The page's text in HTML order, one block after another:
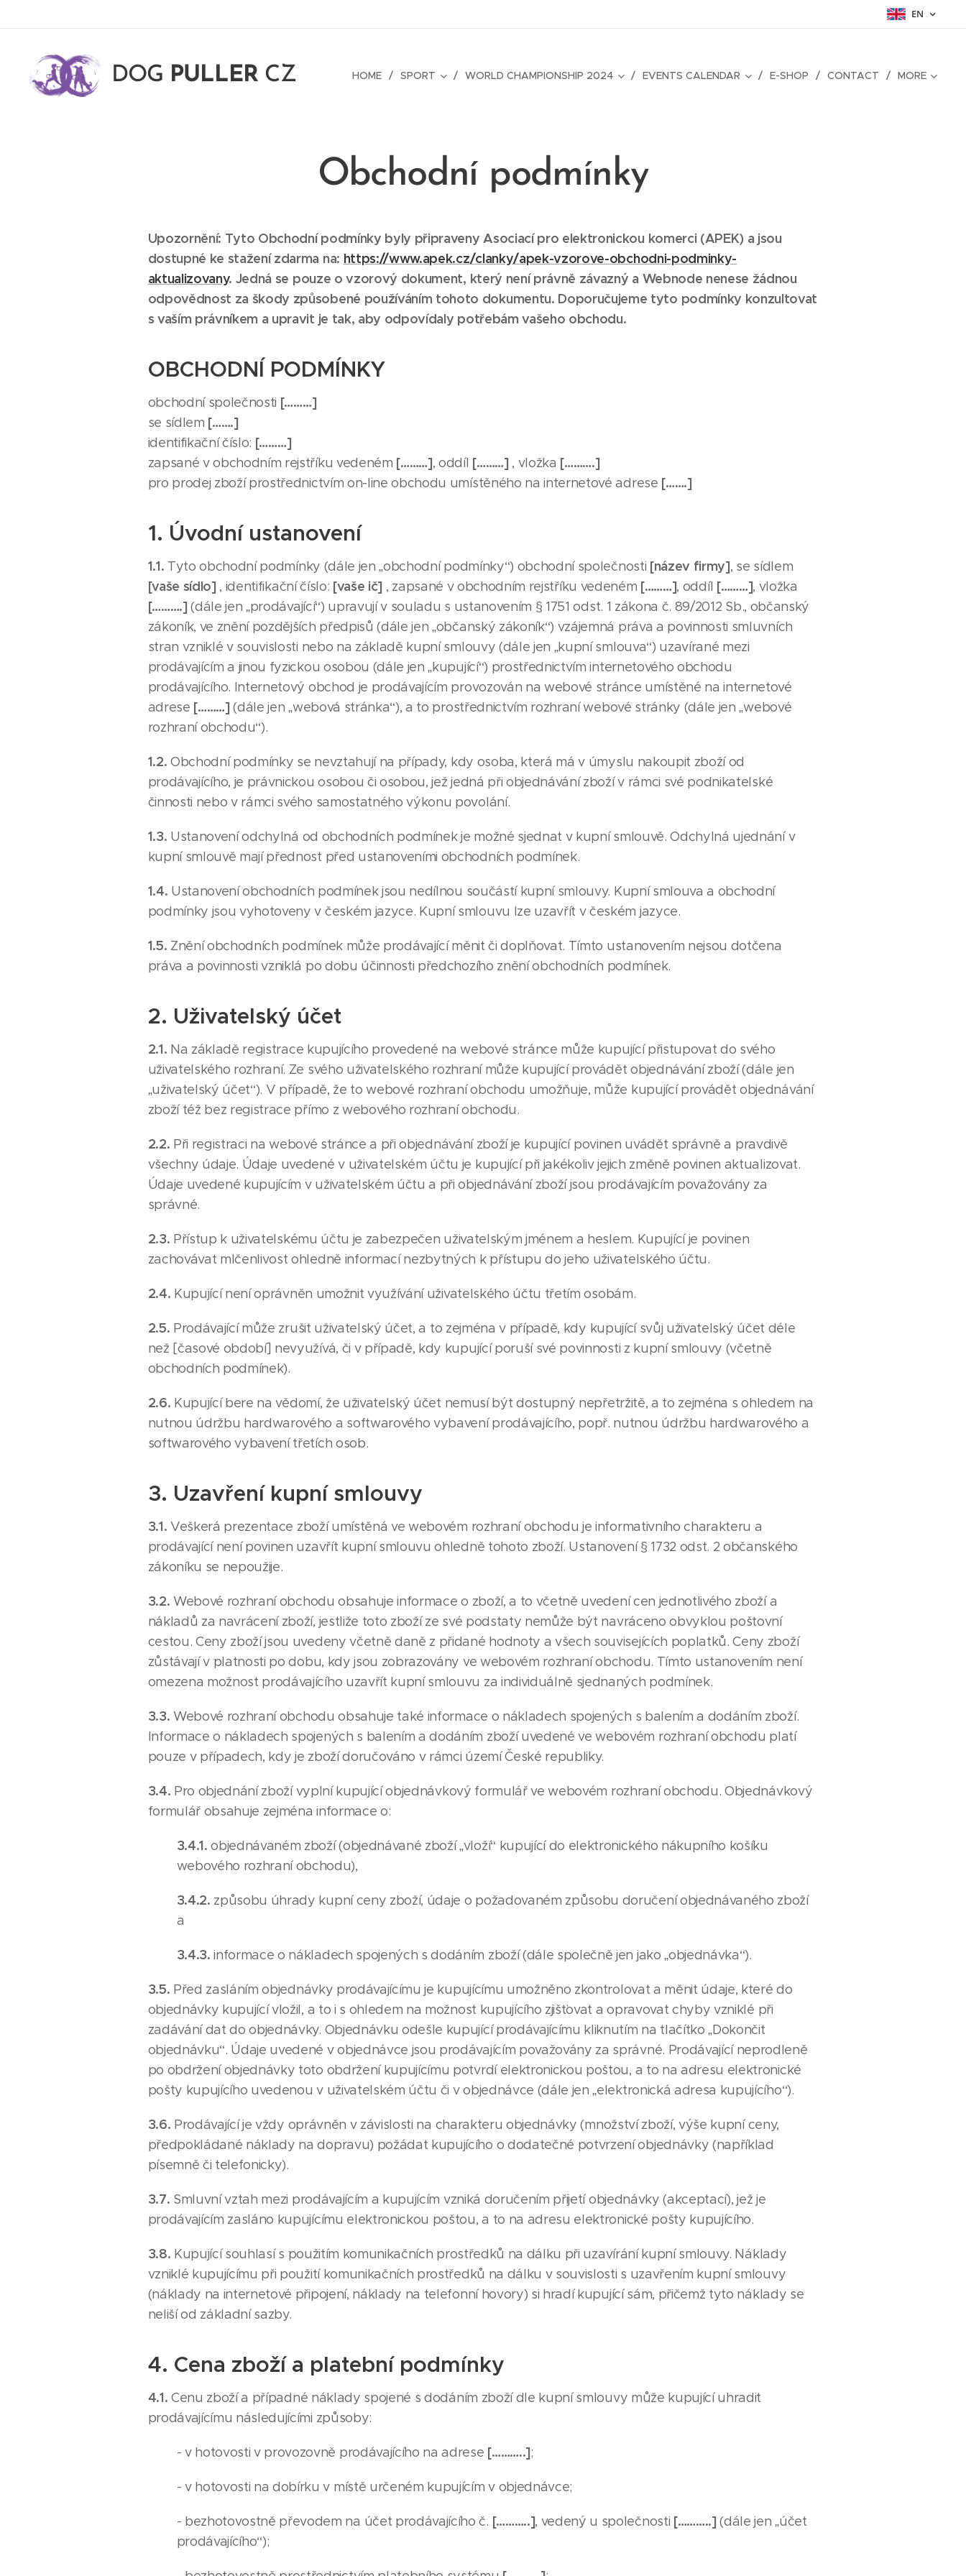
EN
DOG PULLER CZ HOME SPORT WORLD CHAMPIONSHIP 2024 EVENTS CALENDAR E-SHOP CONTACT MORE
Obchodní podmínky
Upozornění: Tyto Obchodní podmínky byly připraveny Asociací pro elektronickou komerci (APEK) a jsou
dostupné ke stažení zdarma na: https://www.apek.cz/clanky/apek-vzorove-obchodni-podminky-
aktualizovany. Jedná se pouze o vzorový dokument, který není právně závazný a Webnode nenese žádnou
odpovědnost za škody způsobené používáním tohoto dokumentu. Doporučujeme tyto podmínky konzultovat
s vaším právníkem a upravit je tak, aby odpovídaly potřebám vašeho obchodu.
OBCHODNÍ PODMÍNKY
obchodní společnosti [………]
se sídlem […….]
identifikační číslo: [………]
zapsané v obchodním rejstříku vedeném [………], oddíl [………], vložka [……….]
pro prodej zboží prostřednictvím on-line obchodu umístěného na internetové adrese […….]
1. Úvodní ustanovení
1.1. Tyto obchodní podmínky (dále jen „obchodní podmínky“) obchodní společnosti [název firmy], se sídlem
[vaše sídlo] , identifikační číslo: [vaše ič] , zapsané v obchodním rejstříku vedeném [………], oddíl [………], vložka
[……….](dále jen „prodávající“) upravují v souladu s ustanovením § 1751 odst. 1 zákona č. 89/2012 Sb., občanský
zákoník, ve znění pozdějších předpisů (dále jen „občanský zákoník“) vzájemná práva a povinnosti smluvních
stran vzniklé v souvislosti nebo na základě kupní smlouvy (dále jen „kupní smlouva“) uzavírané mezi
prodávajícím a jinou fyzickou osobou (dále jen „kupující“) prostřednictvím internetového obchodu
prodávajícího. Internetový obchod je prodávajícím provozován na webové stránce umístěné na internetové
adrese [………](dále jen „webová stránka“), a to prostřednictvím rozhraní webové stránky (dále jen „webové
rozhraní obchodu“).
1.2. Obchodní podmínky se nevztahují na případy, kdy osoba, která má v úmyslu nakoupit zboží od
prodávajícího, je právnickou osobou či osobou, jež jedná při objednávání zboží v rámci své podnikatelské
činnosti nebo v rámci svého samostatného výkonu povolání.
1.3. Ustanovení odchylná od obchodních podmínek je možné sjednat v kupní smlouvě. Odchylná ujednání v
kupní smlouvě mají přednost před ustanoveními obchodních podmínek.
1.4. Ustanovení obchodních podmínek jsou nedílnou součástí kupní smlouvy. Kupní smlouva a obchodní
podmínky jsou vyhotoveny v českém jazyce. Kupní smlouvu lze uzavřít v českém jazyce.
1.5. Znění obchodních podmínek může prodávající měnit či doplňovat. Tímto ustanovením nejsou dotčena
práva a povinnosti vzniklá po dobu účinnosti předchozího znění obchodních podmínek.
2. Uživatelský účet
2.1. Na základě registrace kupujícího provedené na webové stránce může kupující přistupovat do svého
uživatelského rozhraní. Ze svého uživatelského rozhraní může kupující provádět objednávání zboží (dále jen
„uživatelský účet“). V případě, že to webové rozhraní obchodu umožňuje, může kupující provádět objednávání
zboží též bez registrace přímo z webového rozhraní obchodu.
2.2. Při registraci na webové stránce a při objednávání zboží je kupující povinen uvádět správně a pravdivě
všechny údaje. Údaje uvedené v uživatelském účtu je kupující při jakékoliv jejich změně povinen aktualizovat.
Údaje uvedené kupujícím v uživatelském účtu a při objednávání zboží jsou prodávajícím považovány za
správné.
2.3. Přístup k uživatelskému účtu je zabezpečen uživatelským jménem a heslem. Kupující je povinen
zachovávat mlčenlivost ohledně informací nezbytných k přístupu do jeho uživatelského účtu.
2.4. Kupující není oprávněn umožnit využívání uživatelského účtu třetím osobám.
2.5. Prodávající může zrušit uživatelský účet, a to zejména v případě, kdy kupující svůj uživatelský účet déle
než [časové období] nevyužívá, či v případě, kdy kupující poruší své povinnosti z kupní smlouvy (včetně
obchodních podmínek).
2.6. Kupující bere na vědomí, že uživatelský účet nemusí být dostupný nepřetržitě, a to zejména s ohledem na
nutnou údržbu hardwarového a softwarového vybavení prodávajícího, popř. nutnou údržbu hardwarového a
softwarového vybavení třetích osob.
3. Uzavření kupní smlouvy
3.1. Veškerá prezentace zboží umístěná ve webovém rozhraní obchodu je informativního charakteru a
prodávající není povinen uzavřít kupní smlouvu ohledně tohoto zboží. Ustanovení § 1732 odst. 2 občanského
zákoníku se nepoužije.
3.2. Webové rozhraní obchodu obsahuje informace o zboží, a to včetně uvedení cen jednotlivého zboží a
nákladů za navrácení zboží, jestliže toto zboží ze své podstaty nemůže být navráceno obvyklou poštovní
cestou. Ceny zboží jsou uvedeny včetně daně z přidané hodnoty a všech souvisejících poplatků. Ceny zboží
zůstávají v platnosti po dobu, kdy jsou zobrazovány ve webovém rozhraní obchodu. Tímto ustanovením není
omezena možnost prodávajícího uzavřít kupní smlouvu za individuálně sjednaných podmínek.
3.3. Webové rozhraní obchodu obsahuje také informace o nákladech spojených s balením a dodáním zboží.
Informace o nákladech spojených s balením a dodáním zboží uvedené ve webovém rozhraní obchodu platí
pouze v případech, kdy je zboží doručováno v rámci území České republiky.
3.4. Pro objednání zboží vyplní kupující objednávkový formulář ve webovém rozhraní obchodu. Objednávkový
formulář obsahuje zejména informace o:
3.4.1.objednávaném zboží (objednávané zboží „vloží“ kupující do elektronického nákupního košíku
webového rozhraní obchodu),
3.4.2. způsobu úhrady kupní ceny zboží, údaje o požadovaném způsobu doručení objednávaného zboží
a
3.4.3.informace o nákladech spojených s dodáním zboží (dále společně jen jako „objednávka“).
3.5. Před zasláním objednávky prodávajícímu je kupujícímu umožněno zkontrolovat a měnit údaje, které do
objednávky kupující vložil, a to i s ohledem na možnost kupujícího zjišťovat a opravovat chyby vzniklé při
zadávání dat do objednávky. Objednávku odešle kupující prodávajícímu kliknutím na tlačítko „Dokončit
objednávku“. Údaje uvedené v objednávce jsou prodávajícím považovány za správné. Prodávající neprodleně
po obdržení objednávky toto obdržení kupujícímu potvrdí elektronickou poštou, a to na adresu elektronické
pošty kupujícího uvedenou v uživatelském účtu či v objednávce (dále jen „elektronická adresa kupujícího“).
3.6. Prodávající je vždy oprávněn v závislosti na charakteru objednávky (množství zboží, výše kupní ceny,
předpokládané náklady na dopravu) požádat kupujícího o dodatečné potvrzení objednávky (například
písemně či telefonicky).
3.7. Smluvní vztah mezi prodávajícím a kupujícím vzniká doručením přijetí objednávky (akceptací), jež je
prodávajícím zasláno kupujícímu elektronickou poštou, a to na adresu elektronické pošty kupujícího.
3.8. Kupující souhlasí s použitím komunikačních prostředků na dálku při uzavírání kupní smlouvy. Náklady
vzniklé kupujícímu při použití komunikačních prostředků na dálku v souvislosti s uzavřením kupní smlouvy
(náklady na internetové připojení, náklady na telefonní hovory) si hradí kupující sám, přičemž tyto náklady se
neliší od základní sazby.
4. Cena zboží a platební podmínky
4.1. Cenu zboží a případné náklady spojené s dodáním zboží dle kupní smlouvy může kupující uhradit
prodávajícímu následujícími způsoby:
- v hotovosti v provozovně prodávajícího na adrese [………..];
- v hotovosti na dobírku v místě určeném kupujícím v objednávce;
- bezhotovostně převodem na účet prodávajícího č. [………..], vedený u společnosti [………..](dále jen „účet
prodávajícího“);